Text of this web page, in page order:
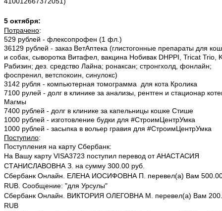
5 октября:
Потрачено:
529 рублей - флексопрофен (1 фл.)
36129 рублей - заказ ВетАптека (глистогонные препараты для
и собак, сыворотка Витафел, вакцина Нобивак DHPPI, Tricat Trio,
Рабизин; дез. средство Лайна; ронаксан; стронгхолд, фонлайн;
фоспренил, ветспокоин, синулокс)
3142 рубля - компьютерная томограмма для кота Кролика
7100 рулей - долг в клинике за анализы, рентген и стационар
Магмы
7400 рублей - долг в клинике за капельницы кошке Стише
1000 рублей - изготовление будки для #СтроимЦентрУмка
1000 рублей - засыпка в вольер гравия для #СтроимЦентрУмка
Поступило:
Поступления на карту Сбербанк:
На Вашу карту VISA3723 поступил перевод от АНАСТАСИЯ
СТАНИСЛАВОВНА З. на сумму 300.00 руб.
Сбербанк Онлайн. ЕЛЕНА ИОСИФОВНА П. перевел(а) Вам
RUB. Сообщение: "для Урсулы"
Сбербанк Онлайн. ВИКТОРИЯ ОЛЕГОВНА М. перевел(а) Вам
RUB